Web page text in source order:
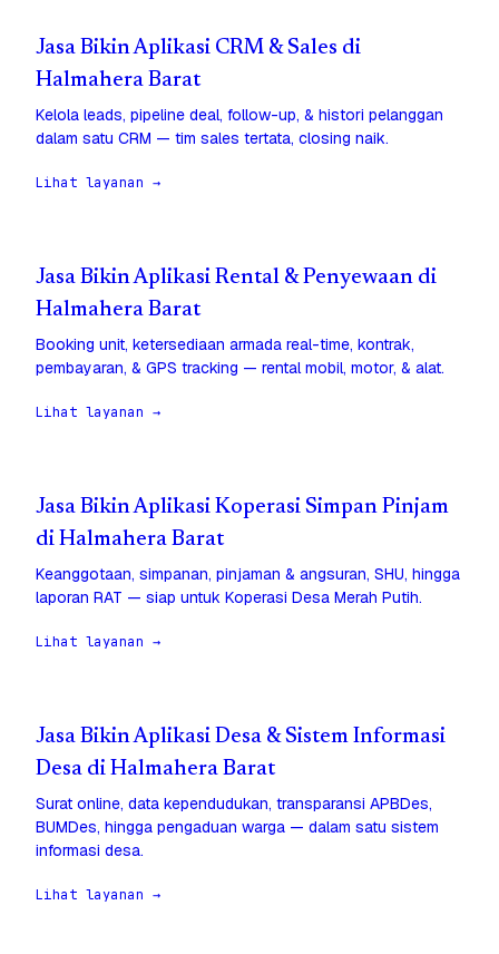
Jasa Bikin Aplikasi CRM & Sales di
Halmahera Barat
Kelola leads, pipeline deal, follow-up, & histori pelanggan
dalam satu CRM — tim sales tertata, closing naik.
Lihat layanan →
Jasa Bikin Aplikasi Rental & Penyewaan di
Halmahera Barat
Booking unit, ketersediaan armada real-time, kontrak,
pembayaran, & GPS tracking — rental mobil, motor, & alat.
Lihat layanan →
Jasa Bikin Aplikasi Koperasi Simpan Pinjam
di Halmahera Barat
Keanggotaan, simpanan, pinjaman & angsuran, SHU, hingga
laporan RAT — siap untuk Koperasi Desa Merah Putih.
Lihat layanan →
Jasa Bikin Aplikasi Desa & Sistem Informasi
Desa di Halmahera Barat
Surat online, data kependudukan, transparansi APBDes,
BUMDes, hingga pengaduan warga — dalam satu sistem
informasi desa.
Lihat layanan →